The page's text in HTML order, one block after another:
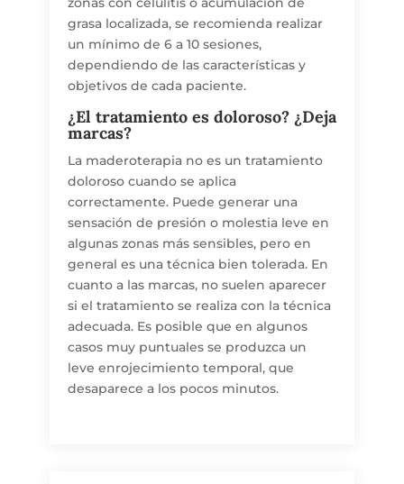
grasa localizada, se recomienda realizar
un mínimo de 6 a 10 sesiones,
dependiendo de las características y
objetivos de cada paciente.
¿El tratamiento es doloroso? ¿Deja
marcas?
La maderoterapia no es un tratamiento
doloroso cuando se aplica
correctamente. Puede generar una
sensación de presión o molestia leve en
algunas zonas más sensibles, pero en
general es una técnica bien tolerada. En
cuanto a las marcas, no suelen aparecer
si el tratamiento se realiza con la técnica
adecuada. Es posible que en algunos
casos muy puntuales se produzca un
leve enrojecimiento temporal, que
desaparece a los pocos minutos.